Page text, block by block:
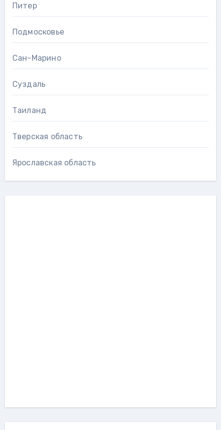
Питер
Подмосковье
Сан-Марино
Суздаль
Таиланд
Тверская область
Ярославская область